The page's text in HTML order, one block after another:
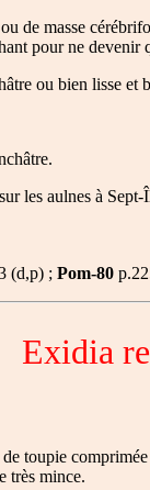
de masse
pour ne
ou bien lisse
les aulnes à
(d,p) ; Pom-80
Exidia
toupie
très mince.